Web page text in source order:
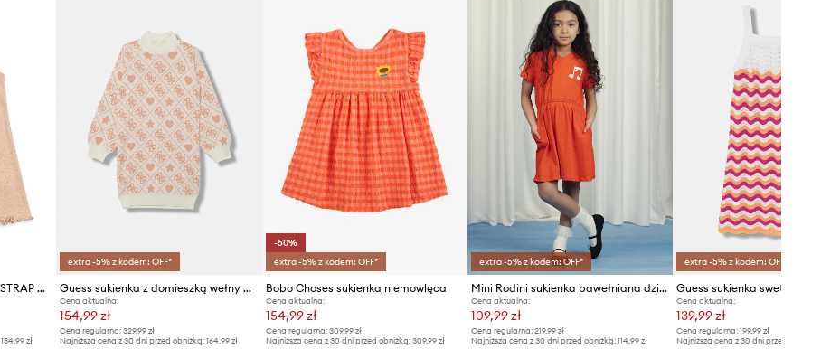
Konges Sløjd sukienka ROLI STRAP DRESS
134,99 zł
extra -5% z kodem: OFF*
Guess sukienka z domieszką wełny dziecięca
Cena aktualna:
154,99 zł
Cena regularna: 329,99 zł
Najniższa cena z 30 dni przed obniżką: 164,99 zł
-50%
extra -5% z kodem: OFF*
Bobo Choses sukienka niemowlęca
Cena aktualna:
154,99 zł
Cena regularna: 309,99 zł
Najniższa cena z 30 dni przed obniżką: 309,99 zł
extra -5% z kodem: OFF*
Mini Rodini sukienka bawełniana dziecięca Note
Cena aktualna:
109,99 zł
Cena regularna:219,99 zł
Najniższa cena z 30 dni przed obniżką:114,99 zł
extra -5% z kodem: OFF*
Cena aktualna:
139,99 zł
Cena regularna: 199,99 zł
Najniższa cena z 30 dni przed obniżką: